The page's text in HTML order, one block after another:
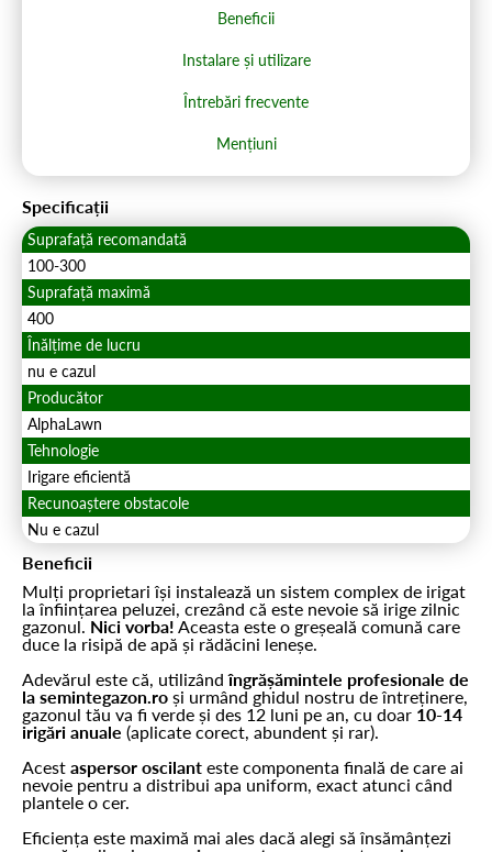
Beneficii
Instalare și utilizare
Întrebări frecvente
Mențiuni
Specificații
Suprafață recomandată
100-300
Suprafață maximă
400
Înălțime de lucru
nu e cazul
Producător
AlphaLawn
Tehnologie
Irigare eficientă
Recunoaștere obstacole
Nu e cazul
Beneficii
Mulți proprietari își instalează un sistem complex de irigat
la înființarea peluzei, crezând că este nevoie să irige zilnic
gazonul. Nici vorba! Aceasta este o greșeală comună care
duce la risipă de apă și rădăcini leneșe.
Adevărul este că, utilizândîngrășămintele profesionale de
la semintegazon.ro și urmând ghidul nostru de întreținere,
gazonul tău va fi verde și des 12 luni pe an, cu doar 10-14
irigări anuale (aplicate corect, abundent și rar).
Acest aspersor oscilant este componenta finală de care ai
nevoie pentru a distribui apa uniform, exact atunci când
plantele o cer.
Eficiența este maximă mai ales dacă alegi să însămânțezi